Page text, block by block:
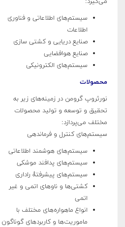
سیستم‌های اطلاعاتی و فناوری
اطلاعات
صنایع دریایی و کشتی سازی
صنایع هوافضایی
سیستم‌های الکترونیکی
محصولات
نورثروپ گرومن در زمینه‌های زیر به
تحقیق و توسعه و تولید محصولات
مختلف می‌پردازد:
سیستم‌های کنترل و فرماندهی
سیستم‌های هوشمند اطلاعاتی
سیستم‌های پدافند موشکی
سیستم‌های پیشرفتهٔ راداری
کشتی‌ها و ناوهای اتمی و غیر
اتمی
انواع ماهواره‌های مختلف با
ماموریت‌ها و کاربردهای گوناگون